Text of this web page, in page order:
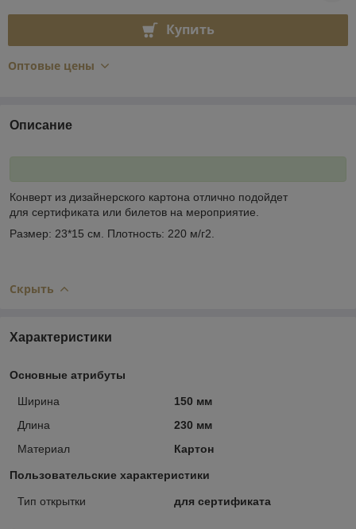
Купить
Оптовые цены
Описание
Конверт из дизайнерского картона отлично подойдет
для сертификата или билетов на мероприятие.
Размер: 23*15 см. Плотность: 220 м/г2.
Скрыть
Характеристики
Основные атрибуты
Ширина
150 мм
Длина
230 мм
Материал
Картон
Пользовательские характеристики
Тип открытки для сертификата